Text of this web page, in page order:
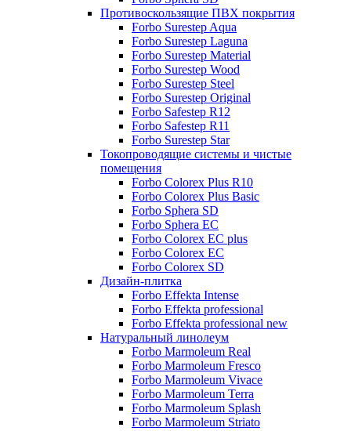
Противоскользящие ПВХ покрытия
Forbo Surestep Aqua
Forbo Surestep Laguna
Forbo Surestep Material
Forbo Surestep Wood
Forbo Surestep Steel
Forbo Surestep Original
Forbo Safestep R12
Forbo Safestep R11
Forbo Surestep Star
Токопроводящие системы и чистые
помещения
Forbo Colorex Plus R10
Forbo Colorex Plus Basic
Forbo Sphera SD
Forbo Sphera EC
Forbo Colorex EC plus
Forbo Colorex EC
Forbo Colorex SD
Дизайн-плитка
Forbo Effekta Intense
Forbo Effekta professional
Forbo Effekta professional new
Натуральный линолеум
Forbo Marmoleum Real
Forbo Marmoleum Fresco
Forbo Marmoleum Vivace
Forbo Marmoleum Terra
Forbo Marmoleum Splash
Forbo Marmoleum Striato